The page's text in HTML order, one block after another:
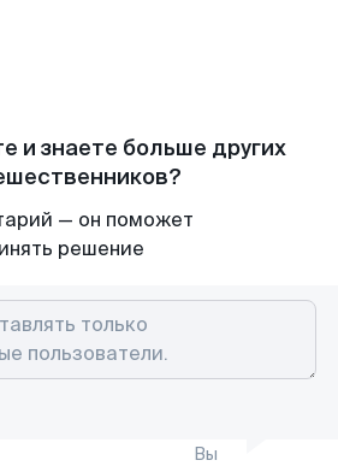
и знаете больше других
— он поможет
решение
Вы